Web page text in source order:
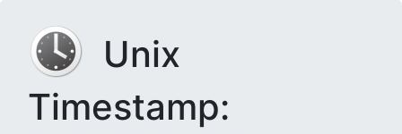
Unix
Timestamp: